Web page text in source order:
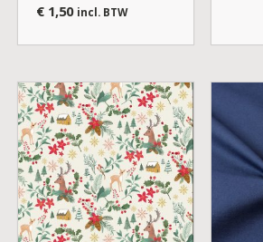
€1,50 incl. BTW